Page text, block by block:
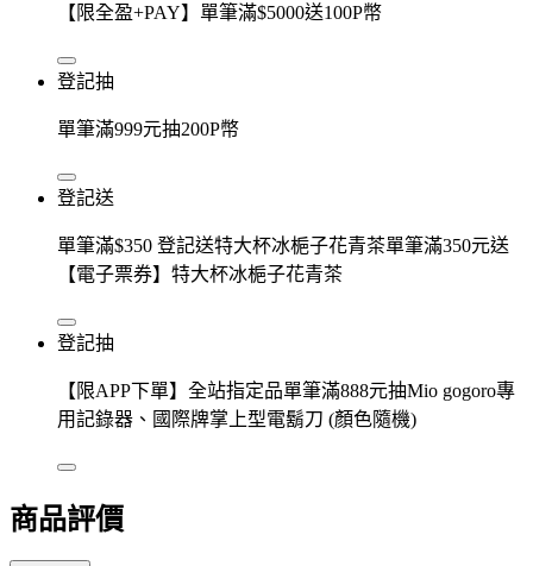
【限全盈+PAY】單筆滿$5000送100P幣
登記抽
單筆滿999元抽200P幣
登記送
單筆滿$350 登記送特大杯冰梔子花青茶單筆滿350元送
【電子票券】特大杯冰梔子花青茶
登記抽
【限APP下單】全站指定品單筆滿888元抽Mio gogoro專
用記錄器、國際牌掌上型電鬍刀 (顏色隨機)
商品評價